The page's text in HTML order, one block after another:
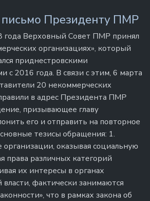
Президенту ПМР
года Верховный Совет ПМР принял
организациях», который
приднестровскими
с 2016 года. В связи с этим, 6 марта
20 некоммерческих
в адрес Президента ПМР
призывающее главу
его и отправить на повторное
тезисы обращения: 1.
оказывая социальную
права различных категорий
их интересы в органах
власти, фактически занимаются
что в рамках закона об